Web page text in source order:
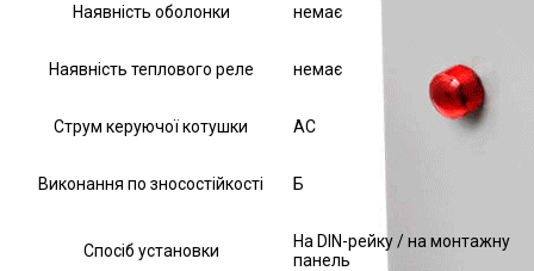
Наявність оболонки немає
Наявність теплового реле немає
Струм керуючої котушки АС
Виконання по зносостійкості Б
Спосіб установки
На DIN-рейку / на монтажну
панель